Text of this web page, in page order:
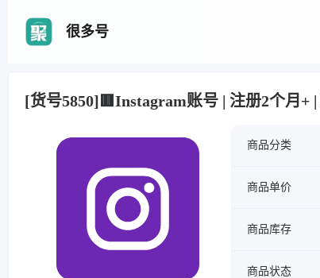
很多号
[货号5850]🟥Instagram账号 | 注册2个月
商品分类
商品单价
商品库存
商品状态